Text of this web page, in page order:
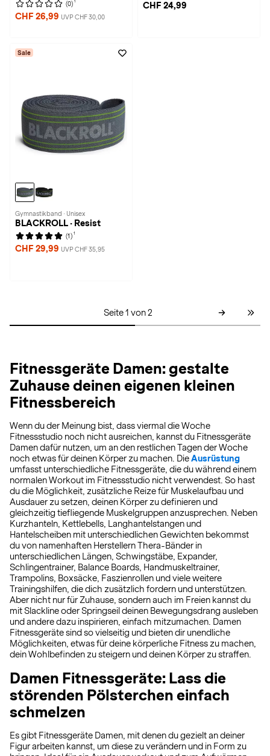
(0) 1
CHF 26,99 UVP CHF 30,00
CHF 24,99
Sale
Gymnastikband · Unisex
BLACKROLL · Resist
(1) 1
CHF 29,99 UVP CHF 35,95
Seite 1 von 2
Fitnessgeräte Damen: gestalte
Zuhause deinen eigenen kleinen
Fitnessbereich
Wenn du der Meinung bist, dass viermal die Woche
Fitnessstudio noch nicht ausreichen, kannst du Fitnessgeräte
Damen dafür nutzen, um an den restlichen Tagen der Woche
noch etwas für deinen Körper zu machen. DieAusrüstung
umfasst unterschiedliche Fitnessgeräte, die du während einem
normalen Workout im Fitnessstudio nicht verwendest. So hast
du die Möglichkeit, zusätzliche Reize für Muskelaufbau und
Ausdauer zu setzen, deinen Körper zu definieren und
gleichzeitig tiefliegende Muskelgruppen anzusprechen. Neben
Kurzhanteln, Kettlebells, Langhantelstangen und
Hantelscheiben mit unterschiedlichen Gewichten bekommst
du von namenhaften Herstellern Thera-Bänder in
unterschiedlichen Längen, Schwingstäbe, Expander,
Schlingentrainer, Balance Boards, Handmuskeltrainer,
Trampolins, Boxsäcke, Faszienrollen und viele weitere
Trainingshilfen, die dich zusätzlich fordern und unterstützen.
Aber nicht nur für Zuhause, sondern auch im Freien kannst du
mit Slackline oder Springseil deinen Bewegungsdrang ausleben
und andere dazu inspirieren, einfach mitzumachen. Damen
Fitnessgeräte sind so vielseitig und bieten dir unendliche
Möglichkeiten, etwas für deine körperliche Fitness zu machen,
dein Wohlbefinden zu steigern und deinen Körper zu straffen.
Damen Fitnessgeräte: Lass die
störenden Pölsterchen einfach
schmelzen
Es gibt Fitnessgeräte Damen, mit denen du gezielt an deiner
Figur arbeiten kannst, um diese zu verändern und in Form zu